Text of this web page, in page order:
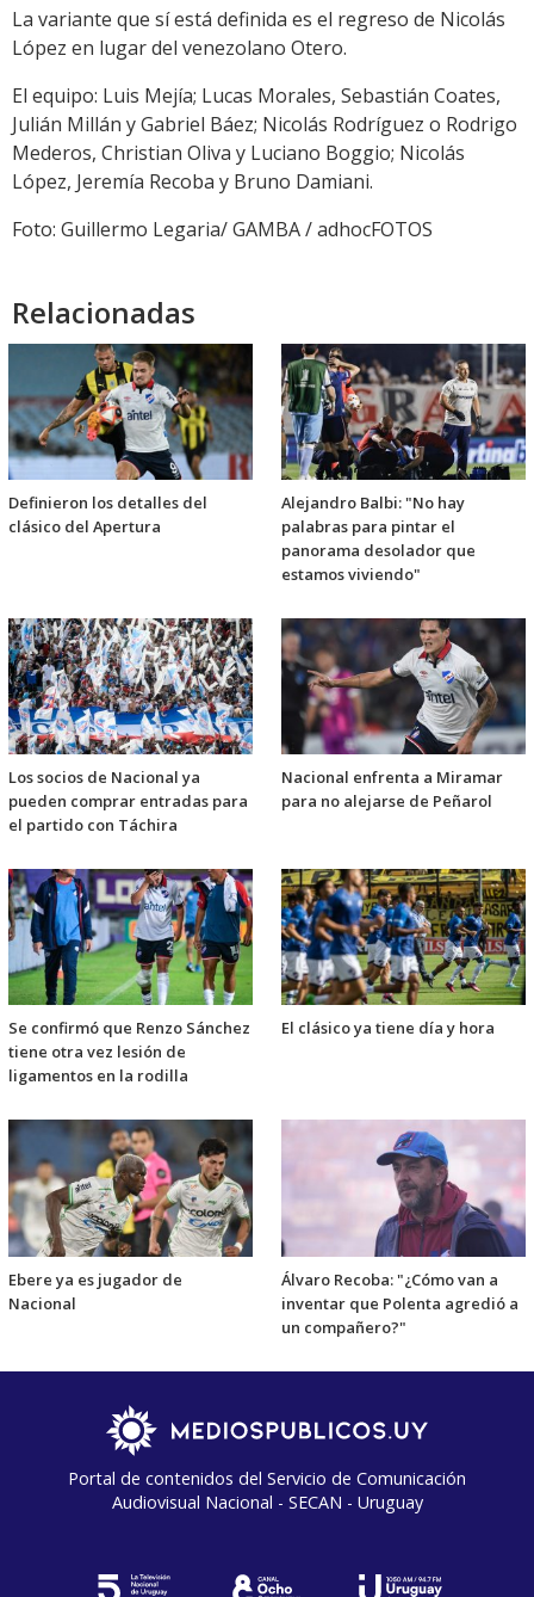
La variante que sí está definida es el regreso de Nicolás
López en lugar del venezolano Otero.
El equipo: Luis Mejía; Lucas Morales, Sebastián Coates,
Julián Millán y Gabriel Báez; Nicolás Rodríguez o Rodrigo
Mederos, Christian Oliva y Luciano Boggio; Nicolás
López, Jeremía Recoba y Bruno Damiani.
Foto: Guillermo Legaria/ GAMBA / adhocFOTOS
Relacionadas
Definieron los detalles del
clásico del Apertura
Alejandro Balbi: "No hay
palabras para pintar el
panorama desolador que
estamos viviendo"
Los socios de Nacional ya
pueden comprar entradas para
el partido con Táchira
Nacional enfrenta a Miramar
para no alejarse de Peñarol
Se confirmó que Renzo Sánchez
tiene otra vez lesión de
ligamentos en la rodilla
El clásico ya tiene día y hora
Ebere ya es jugador de
Nacional
Álvaro Recoba: "¿Cómo van a
inventar que Polenta agredió a
un compañero?"
Portal de contenidos del Servicio de Comunicación
Audiovisual Nacional - SECAN - Uruguay